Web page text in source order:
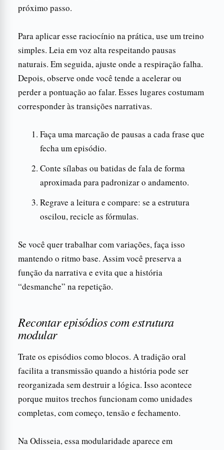
próximo passo.
Para aplicar esse raciocínio na prática, use um treino
simples. Leia em voz alta respeitando pausas
naturais. Em seguida, ajuste onde a respiração falha.
Depois, observe onde você tende a acelerar ou
perder a pontuação ao falar. Esses lugares costumam
corresponder às transições narrativas.
Faça uma marcação de pausas a cada frase que
fecha um episódio.
Conte sílabas ou batidas de fala de forma
aproximada para padronizar o andamento.
Regrave a leitura e compare: se a estrutura
oscilou, recicle as fórmulas.
Se você quer trabalhar com variações, faça isso
mantendo o ritmo base. Assim você preserva a
função da narrativa e evita que a história
“desmanche” na repetição.
Recontar episódios com estrutura
modular
Trate os episódios como blocos. A tradição oral
facilita a transmissão quando a história pode ser
reorganizada sem destruir a lógica. Isso acontece
porque muitos trechos funcionam como unidades
completas, com começo, tensão e fechamento.
Na Odisseia, essa modularidade aparece em